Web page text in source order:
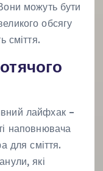
можуть бути
обсягу
сміття.
лайфхак –
наповнювача
для сміття.
які